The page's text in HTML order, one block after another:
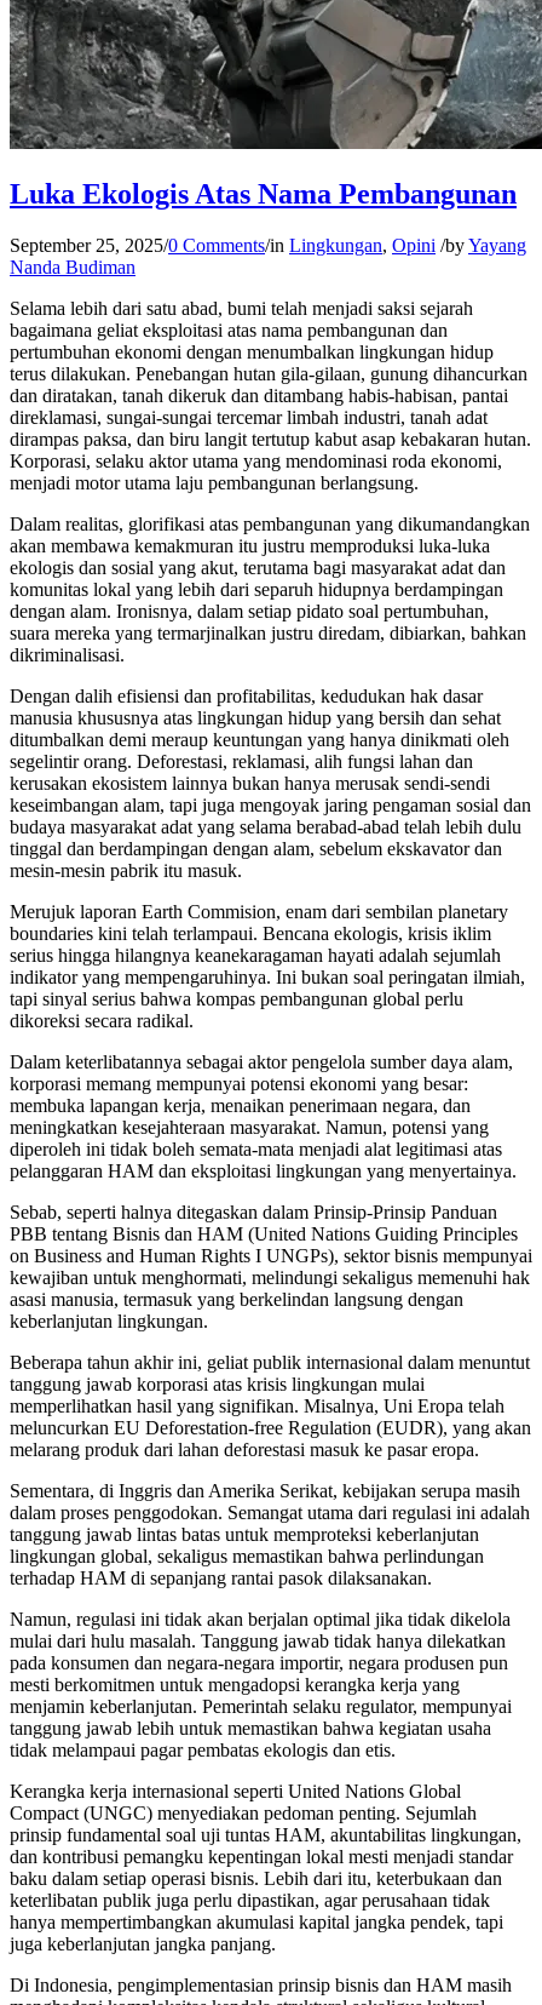
Luka Ekologis Atas Nama Pembangunan
September 25, 2025/0 Comments/in Lingkungan, Opini /byYayang
Nanda Budiman
Selama lebih dari satu abad, bumi telah menjadi saksi sejarah
bagaimana geliat eksploitasi atas nama pembangunan dan
pertumbuhan ekonomi dengan menumbalkan lingkungan hidup
terus dilakukan. Penebangan hutan gila-gilaan, gunung dihancurkan
dan diratakan, tanah dikeruk dan ditambang habis-habisan, pantai
direklamasi, sungai-sungai tercemar limbah industri, tanah adat
dirampas paksa, dan biru langit tertutup kabut asap kebakaran hutan.
Korporasi, selaku aktor utama yang mendominasi roda ekonomi,
menjadi motor utama laju pembangunan berlangsung.
Dalam realitas, glorifikasi atas pembangunan yang dikumandangkan
akan membawa kemakmuran itu justru memproduksi luka-luka
ekologis dan sosial yang akut, terutama bagi masyarakat adat dan
komunitas lokal yang lebih dari separuh hidupnya berdampingan
dengan alam. Ironisnya, dalam setiap pidato soal pertumbuhan,
suara mereka yang termarjinalkan justru diredam, dibiarkan, bahkan
dikriminalisasi.
Dengan dalih efisiensi dan profitabilitas, kedudukan hak dasar
manusia khususnya atas lingkungan hidup yang bersih dan sehat
ditumbalkan demi meraup keuntungan yang hanya dinikmati oleh
segelintir orang. Deforestasi, reklamasi, alih fungsi lahan dan
kerusakan ekosistem lainnya bukan hanya merusak sendi-sendi
keseimbangan alam, tapi juga mengoyak jaring pengaman sosial dan
budaya masyarakat adat yang selama berabad-abad telah lebih dulu
tinggal dan berdampingan dengan alam, sebelum ekskavator dan
mesin-mesin pabrik itu masuk.
Merujuk laporan Earth Commision, enam dari sembilan planetary
boundaries kini telah terlampaui. Bencana ekologis, krisis iklim
serius hingga hilangnya keanekaragaman hayati adalah sejumlah
indikator yang mempengaruhinya. Ini bukan soal peringatan ilmiah,
tapi sinyal serius bahwa kompas pembangunan global perlu
dikoreksi secara radikal.
Dalam keterlibatannya sebagai aktor pengelola sumber daya alam,
korporasi memang mempunyai potensi ekonomi yang besar:
membuka lapangan kerja, menaikan penerimaan negara, dan
meningkatkan kesejahteraan masyarakat. Namun, potensi yang
diperoleh ini tidak boleh semata-mata menjadi alat legitimasi atas
pelanggaran HAM dan eksploitasi lingkungan yang menyertainya.
Sebab, seperti halnya ditegaskan dalam Prinsip-Prinsip Panduan
PBB tentang Bisnis dan HAM (United Nations Guiding Principles
on Business and Human Rights I UNGPs), sektor bisnis mempunyai
kewajiban untuk menghormati, melindungi sekaligus memenuhi hak
asasi manusia, termasuk yang berkelindan langsung dengan
keberlanjutan lingkungan.
Beberapa tahun akhir ini, geliat publik internasional dalam menuntut
tanggung jawab korporasi atas krisis lingkungan mulai
memperlihatkan hasil yang signifikan. Misalnya, Uni Eropa telah
meluncurkan EU Deforestation-free Regulation (EUDR), yang akan
melarang produk dari lahan deforestasi masuk ke pasar eropa.
Sementara, di Inggris dan Amerika Serikat, kebijakan serupa masih
dalam proses penggodokan. Semangat utama dari regulasi ini adalah
tanggung jawab lintas batas untuk memproteksi keberlanjutan
lingkungan global, sekaligus memastikan bahwa perlindungan
terhadap HAM di sepanjang rantai pasok dilaksanakan.
Namun, regulasi ini tidak akan berjalan optimal jika tidak dikelola
mulai dari hulu masalah. Tanggung jawab tidak hanya dilekatkan
pada konsumen dan negara-negara importir, negara produsen pun
mesti berkomitmen untuk mengadopsi kerangka kerja yang
menjamin keberlanjutan. Pemerintah selaku regulator, mempunyai
tanggung jawab lebih untuk memastikan bahwa kegiatan usaha
tidak melampaui pagar pembatas ekologis dan etis.
Kerangka kerja internasional seperti United Nations Global
Compact (UNGC) menyediakan pedoman penting. Sejumlah
prinsip fundamental soal uji tuntas HAM, akuntabilitas lingkungan,
dan kontribusi pemangku kepentingan lokal mesti menjadi standar
baku dalam setiap operasi bisnis. Lebih dari itu, keterbukaan dan
keterlibatan publik juga perlu dipastikan, agar perusahaan tidak
hanya mempertimbangkan akumulasi kapital jangka pendek, tapi
juga keberlanjutan jangka panjang.
Di Indonesia, pengimplementasian prinsip bisnis dan HAM masih